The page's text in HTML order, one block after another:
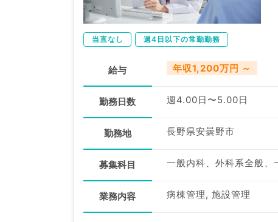
当直なし 週4日以下の常勤勤務
給与 年収1,200万円 ～
勤務日数 週4.00日〜5.00日
勤務地 長野県安曇野市
募集科目 一般内科、外科系全般、
業務内容 病棟管理, 施設管理